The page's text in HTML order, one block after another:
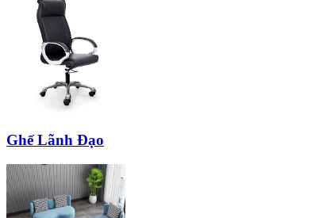
Ghế Lãnh Đạo